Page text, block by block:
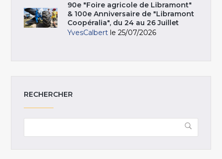
90e "Foire agricole de Libramont"
& 100e Anniversaire de "Libramont
Coopéralia", du 24 au 26 Juillet
YvesCalbert le 25/07/2026
RECHERCHER